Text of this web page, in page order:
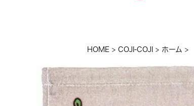
HOME COJI-COJI ホーム